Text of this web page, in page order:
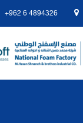
+962 6 4894326